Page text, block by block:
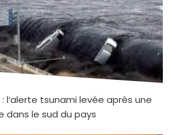
l’alerte tsunami levée après une
dans le sud du pays